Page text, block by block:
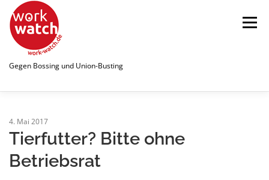
Inhalt
springen
Gegen Bossing und Union-Busting
Menü
ÜBER UNS NEWS
4. Mai 2017
Tierfutter? Bitte ohne
Betriebsrat